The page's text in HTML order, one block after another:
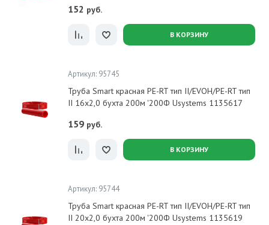
152 руб.
В КОРЗИНУ
Артикул: 95745
Труба Smart красная PE-RT тип II/EVOH/PE-RT тип
II 16x2,0 бухта 200м '200Ф Usystems 1135617
159 руб.
В КОРЗИНУ
Артикул: 95744
Труба Smart красная PE-RT тип II/EVOH/PE-RT тип
II 20x2,0 бухта 200м '200Ф Usystems 1135619